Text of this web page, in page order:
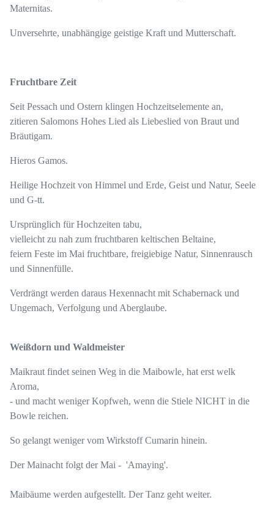
Maternitas.
Unversehrte, unabhängige geistige Kraft und Mutterschaft.
Fruchtbare Zeit
Seit Pessach und Ostern klingen Hochzeitselemente an,
zitieren Salomons Hohes Lied als Liebeslied von Braut und
Bräutigam.
Hieros Gamos.
Heilige Hochzeit von Himmel und Erde, Geist und Natur, Seele
und G-tt.
Ursprünglich für Hochzeiten tabu,
vielleicht zu nah zum fruchtbaren keltischen Beltaine,
feiern Feste im Mai fruchtbare, freigiebige Natur, Sinnenrausch
und Sinnenfülle.
Verdrängt werden daraus Hexennacht mit Schabernack und
Ungemach, Verfolgung und Aberglaube.
Weißdorn und Waldmeister
Maikraut findet seinen Weg in die Maibowle, hat erst welk
Aroma,
- und macht weniger Kopfweh, wenn die Stiele NICHT in die
Bowle reichen.
So gelangt weniger vom Wirkstoff Cumarin hinein.
Der Mainacht folgt der Mai - 'Amaying'.
Maibäume werden aufgestellt. Der Tanz geht weiter.